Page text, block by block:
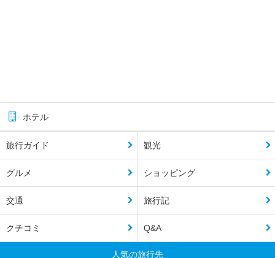
ホテル
旅行ガイド 観光
グルメ ショッピング
交通 旅行記
クチコミ Q&A
人気の旅行先